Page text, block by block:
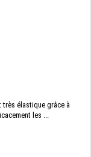
très élastique grâce à
les ...